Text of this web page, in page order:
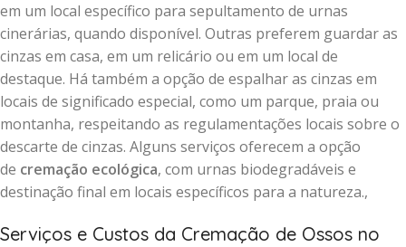
em um local específico para sepultamento de urnas
cinerárias, quando disponível. Outras preferem guardar as
cinzas em casa, em um relicário ou em um local de
destaque. Há também a opção de espalhar as cinzas em
locais de significado especial, como um parque, praia ou
montanha, respeitando as regulamentações locais sobre o
descarte de cinzas. Alguns serviços oferecem a opção
de cremação ecológica, com urnas biodegradáveis e
destinação final em locais específicos para a natureza.,
Serviços e Custos da Cremação de Ossos no